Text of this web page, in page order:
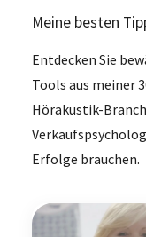
Meine besten
Entdecken Sie
Tools aus meiner
Hörakustik-
Erfolge brauchen.